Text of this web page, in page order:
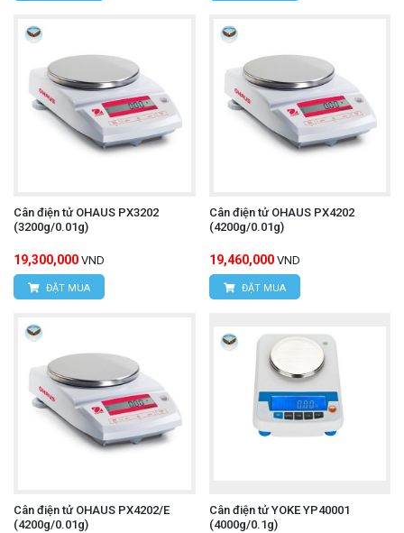
Cân điện tử OHAUS PX3202
(3200g/0.01g)
19,300,000 VND
ĐẶT MUA
Cân điện tử OHAUS PX4202
(4200g/0.01g)
19,460,000 VND
ĐẶT MUA
Cân điện tử OHAUS PX4202/E
(4200g/0.01g)
Cân điện tử YOKE YP40001
(4000g/0.1g)